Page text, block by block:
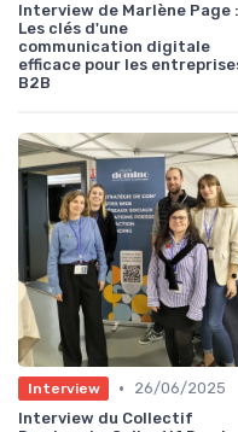
Interview de Marlène Page :
Les clés d'une
communication digitale
efficace pour les
B2B
Interview •
26/06/2025
Interview du Collectif